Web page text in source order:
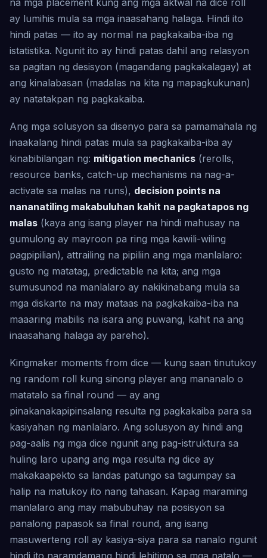
na mga placement kung ang mga aktwal na dice roll
ay lumihis mula sa mga inaasahang halaga. Hindi ito
hindi patas — ito ay normal na pagkakaiba-iba ng
istatistika. Ngunit ito ay hindi patas dahil ang relasyon
sa pagitan ng desisyon (magandang pagkakalagay) at
ang kinalabasan (madalas na kita ng mapagkukunan)
ay natatakpan ng pagkakaiba.
Ang mga solusyon sa disenyo para sa pamamahala ng
inaakalang hindi patas mula sa pagkakaiba-iba ay
kinabibilangan ng: mitigation mechanics (rerolls,
resource banks, catch-up mechanisms na nag-a-
activate sa malas na runs), decision points na
nananatiling makabuluhan kahit na pagkatapos ng
malas (kaya ang isang player na hindi mahusay na
gumulong ay mayroon pa ring mga kawili-wiling
pagpipilian), attrailing na pipiliin ang mga manlalaro:
gusto ng matatag, predictable na kita; ang mga
sumusunod na manlalaro ay nakikinabang mula sa
mga diskarte na may mataas na pagkakaiba-iba na
maaaring mabilis na isara ang puwang, kahit na ang
inaasahang halaga ay pareho).
Kingmaker moments from dice — kung saan tinutukoy
ng random roll kung sinong player ang mananalo o
matatalo sa final round — ay ang
pinakanakapipinsalang resulta ng pagkakaiba para sa
kasiyahan ng manlalaro. Ang solusyon ay hindi ang
pag-aalis ng mga dice ngunit ang pag-istruktura sa
huling laro upang ang mga resulta ng dice ay
makakaapekto sa landas patungo sa tagumpay sa
halip na matukoy ito nang tahasan. Kapag maraming
manlalaro ang may mabubuhay na posisyon sa
panalong papasok sa final round, ang isang
masuwerteng roll ay kasiya-siya para sa nanalo ngunit